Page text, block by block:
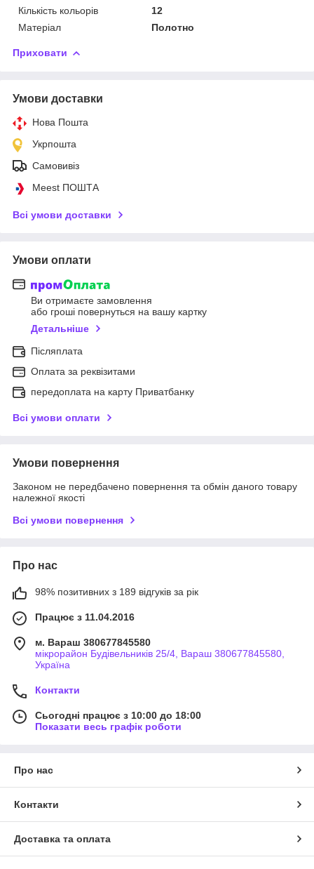
Кількість кольорів
12
Матеріал
Полотно
Приховати
Умови доставки
Нова Пошта
Укрпошта
Самовивіз
Meest ПОШТА
Всі умови доставки
Умови оплати
Ви отримаєте замовлення
або гроші повернуться на вашу картку
Детальніше
Післяплата
Оплата за реквізитами
передоплата на карту Приватбанку
Всі умови оплати
Умови повернення
Законом не передбачено повернення та обмін даного товару
належної якості
Всі умови повернення
Про нас
98% позитивних з 189 відгуків за рік
Працює з 11.04.2016
м. Вараш 380677845580
мікрорайон Будівельників 25/4, Вараш 380677845580,
Україна
Контакти
Сьогодні працює з 10:00 до 18:00
Показати весь графік роботи
Про нас
Контакти
Доставка та оплата